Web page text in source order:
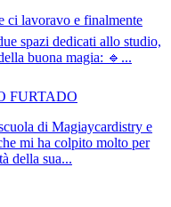
ci lavoravo e finalmente
spazi dedicati allo studio,
buona magia: 🔹...
FURTADO
di Magiaycardistry e
mi ha colpito molto per
della sua...